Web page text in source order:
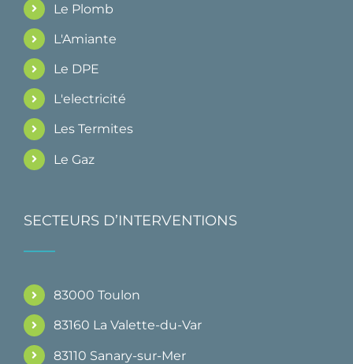
Le Plomb
L'Amiante
Le DPE
L'electricité
Les Termites
Le Gaz
SECTEURS D’INTERVENTIONS
83000 Toulon
83160 La Valette-du-Var
83110 Sanary-sur-Mer